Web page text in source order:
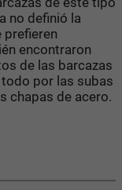
no definió la
prefieren
encontraron
de las barcazas
por las subas
chapas de acero.